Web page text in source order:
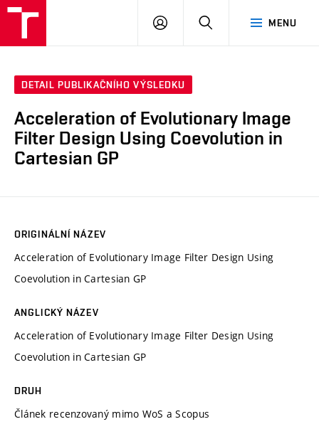
MENU
PŘIHLÁSIT
DETAIL PUBLIKAČNÍHO VÝSLEDKU
Acceleration of Evolutionary Image
Filter Design Using Coevolution in
Cartesian GP
ORIGINÁLNÍ NÁZEV
Acceleration of Evolutionary Image Filter Design Using
Coevolution in Cartesian GP
ANGLICKÝ NÁZEV
Acceleration of Evolutionary Image Filter Design Using
Coevolution in Cartesian GP
DRUH
Článek recenzovaný mimo WoS a Scopus